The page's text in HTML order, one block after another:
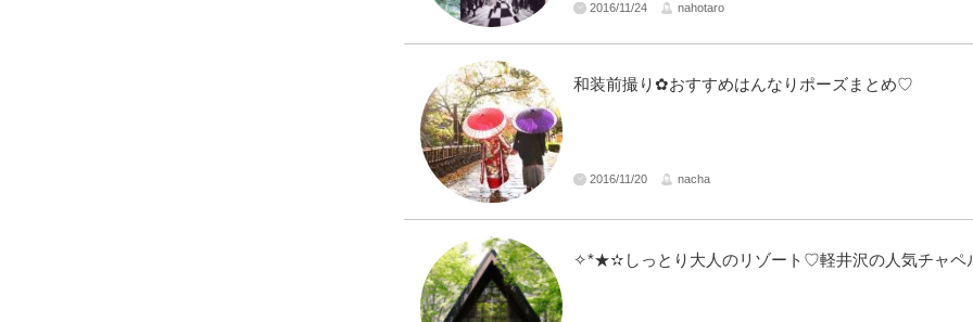
2016/11/24 nahotaro
和装前撮り✿おすすめはんなりポーズまとめ♡
2016/11/20 nacha
✧*★✫しっとり大人のリゾート♡軽井沢の人気チャ